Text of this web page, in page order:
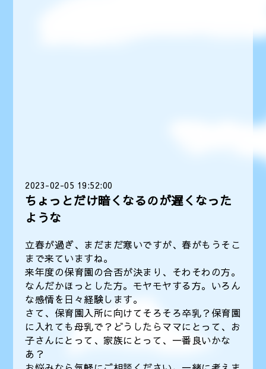
2023-02-05 19:52:00
ちょっとだけ暗くなるのが遅くなった
ような
立春が過ぎ、まだまだ寒いですが、春がもうそこ
まで来ていますね。
来年度の保育園の合否が決まり、そわそわの方。
なんだかほっとした方。モヤモヤする方。いろん
な感情を日々経験します。
さて、保育園入所に向けてそろそろ卒乳？保育園
に入れても母乳で？どうしたらママにとって、お
子さんにとって、家族にとって、一番良いかな
あ？